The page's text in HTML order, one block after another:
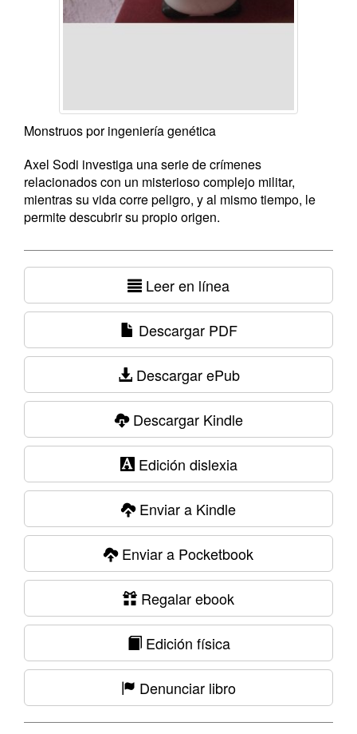
Monstruos por ingeniería genética
Axel Sodi investiga una serie de crímenes
relacionados con un misterioso complejo militar,
mientras su vida corre peligro, y al mismo tiempo, le
permite descubrir su propio origen.
Leer en línea
Descargar PDF
Descargar ePub
Descargar Kindle
Edición dislexia
Enviar a Kindle
Enviar a Pocketbook
Regalar ebook
Edición física
Denunciar libro